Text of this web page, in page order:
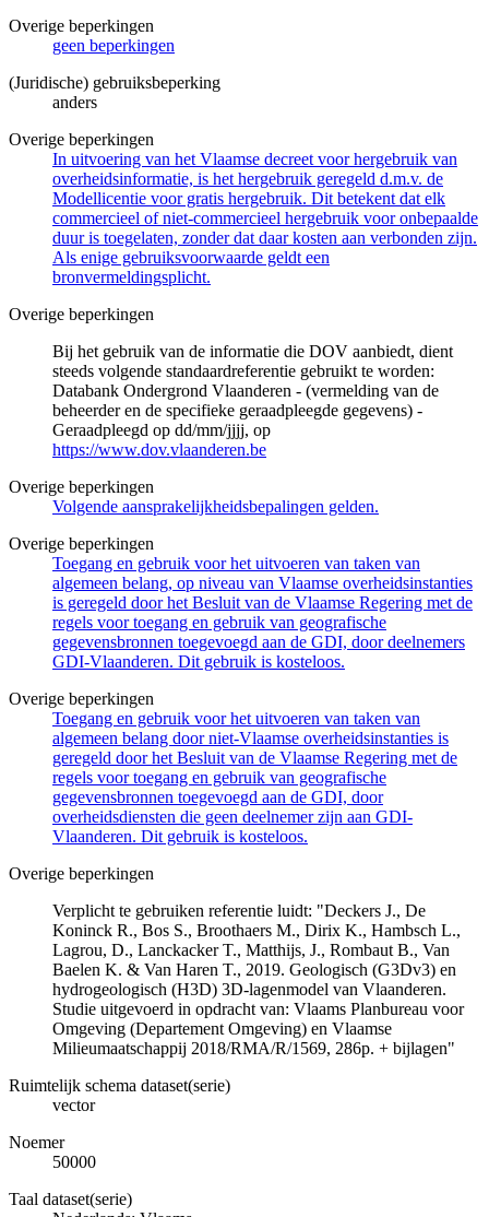
Overige beperkingen
geen beperkingen
(Juridische) gebruiksbeperking
anders
Overige beperkingen
In uitvoering van het Vlaamse decreet voor hergebruik van
overheidsinformatie, is het hergebruik geregeld d.m.v. de
Modellicentie voor gratis hergebruik. Dit betekent dat elk
commercieel of niet-commercieel hergebruik voor onbepaalde
duur is toegelaten, zonder dat daar kosten aan verbonden zijn.
Als enige gebruiksvoorwaarde geldt een
bronvermeldingsplicht.
Overige beperkingen
Bij het gebruik van de informatie die DOV aanbiedt, dient
steeds volgende standaardreferentie gebruikt te worden:
Databank Ondergrond Vlaanderen - (vermelding van de
beheerder en de specifieke geraadpleegde gegevens) -
Geraadpleegd op dd/mm/jjjj, op
https://www.dov.vlaanderen.be
Overige beperkingen
Volgende aansprakelijkheidsbepalingen gelden.
Overige beperkingen
Toegang en gebruik voor het uitvoeren van taken van
algemeen belang, op niveau van Vlaamse overheidsinstanties
is geregeld door het Besluit van de Vlaamse Regering met de
regels voor toegang en gebruik van geografische
gegevensbronnen toegevoegd aan de GDI, door deelnemers
GDI-Vlaanderen. Dit gebruik is kosteloos.
Overige beperkingen
Toegang en gebruik voor het uitvoeren van taken van
algemeen belang door niet-Vlaamse overheidsinstanties is
geregeld door het Besluit van de Vlaamse Regering met de
regels voor toegang en gebruik van geografische
gegevensbronnen toegevoegd aan de GDI, door
overheidsdiensten die geen deelnemer zijn aan GDI-
Vlaanderen. Dit gebruik is kosteloos.
Overige beperkingen
Verplicht te gebruiken referentie luidt: "Deckers J., De
Koninck R., Bos S., Broothaers M., Dirix K., Hambsch L.,
Lagrou, D., Lanckacker T., Matthijs, J., Rombaut B., Van
Baelen K. & Van Haren T., 2019. Geologisch (G3Dv3) en
hydrogeologisch (H3D) 3D-lagenmodel van Vlaanderen.
Studie uitgevoerd in opdracht van: Vlaams Planbureau voor
Omgeving (Departement Omgeving) en Vlaamse
Milieumaatschappij 2018/RMA/R/1569, 286p. + bijlagen"
Ruimtelijk schema dataset(serie)
vector
Noemer
50000
Taal dataset(serie)